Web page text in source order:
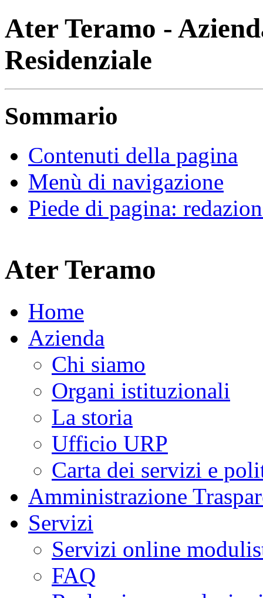
Ater Teramo -
Residenziale
Sommario
Contenuti della pagina
Menù di navigazione
Piede di pagina:
Ater Teramo
Home
Azienda
Chi siamo
Organi istituzionali
La storia
Ufficio URP
Carta dei servizi e
Amministrazione
Servizi
Servizi online
FAQ